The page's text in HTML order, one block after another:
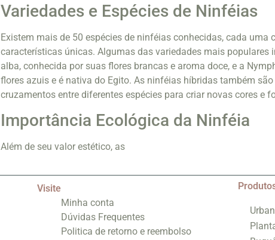
Variedades e Espécies de Ninféias
Existem mais de 50 espécies de ninféias conhecidas, cada uma
características únicas. Algumas das variedades mais populares
alba, conhecida por suas flores brancas e aroma doce, e a
flores azuis e é nativa do Egito. As ninféias híbridas também
cruzamentos entre diferentes espécies para criar novas cores e
Importância Ecológica da Ninféia
Além de seu valor estético, as
Visite
Minha conta
Dúvidas Frequentes
Politica de retorno e reembolso